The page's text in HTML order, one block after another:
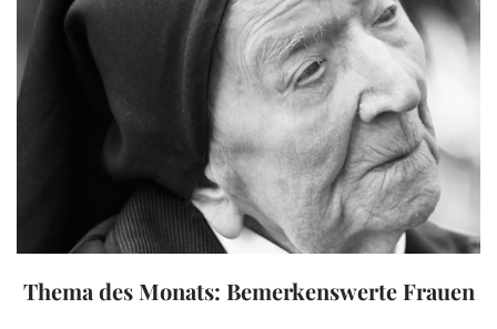
Thema des Monats: Bemerkenswerte Frauen